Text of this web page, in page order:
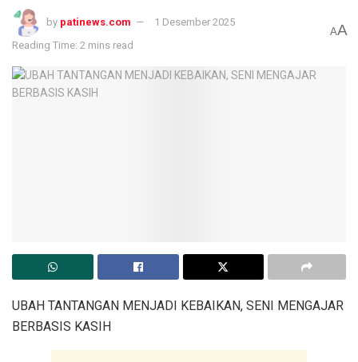
by patinews.com
1 Desember 2025
Reading Time: 2 mins read
AA
UBAH TANTANGAN MENJADI KEBAIKAN, SENI MENGAJAR
BERBASIS KASIH